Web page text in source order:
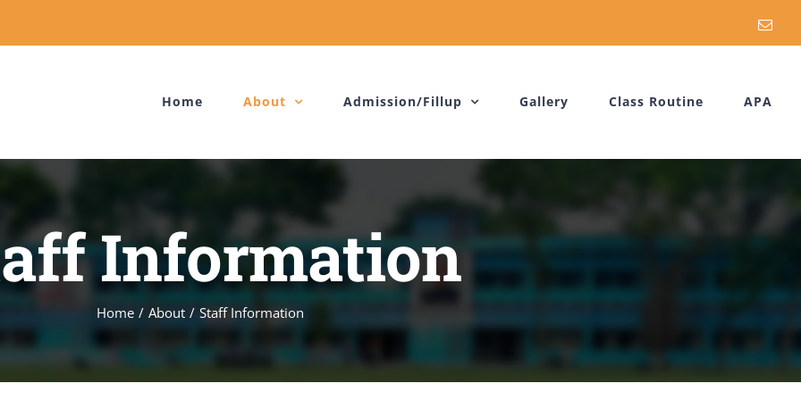
Home About Admission/Fillup Gallery Class Routine APA
Information
Home / About / Staff Information